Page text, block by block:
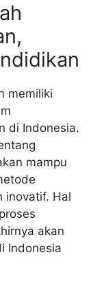
memiliki
di Indonesia.
mampu
inovatif. Hal
akan
Indonesia